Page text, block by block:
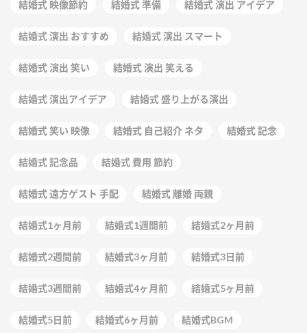
結婚式 映像節約 結婚式 準備 結婚式 演出 アイデア
結婚式 演出 おすすめ 結婚式 演出 スマート
結婚式 演出 笑い 結婚式 演出 笑える
結婚式 演出アイデア 結婚式 盛り上がる演出
結婚式 笑い 映像 結婚式 自己紹介 ネタ 結婚式 記念
結婚式 記念品 結婚式 費用 節約
結婚式 遠方ゲスト 手配 結婚式 離婚 両親
結婚式1ヶ月前 結婚式1週間前 結婚式2ヶ月前
結婚式2週間前 結婚式3ヶ月前 結婚式3日前
結婚式3週間前 結婚式4ヶ月前 結婚式5ヶ月前
結婚式5日前 結婚式6ヶ月前 結婚式BGM